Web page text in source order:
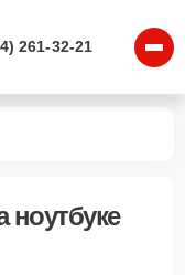
261-32-21
ноутбуке